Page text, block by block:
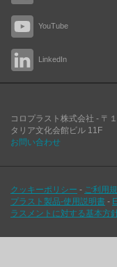
YouTube
LinkedIn
コロプラスト株式会社 - 〒
タリア文化会館ビル 11F
お問い合わせ
クッキーポリシー - ご利用
プラスト製品-使用説明書 -
ラスメントに対する基本方